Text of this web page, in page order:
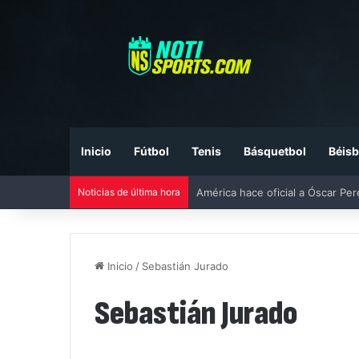
Inicio Fútbol Tenis Básquetbol
Noticias de última hora América hace oficial a Óscar
Inicio / Sebastián Jurado
Sebastián Jurado